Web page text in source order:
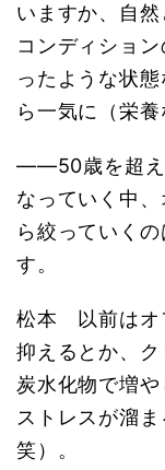
いますか、自
コンディショ
ったような状
ら一気に（栄
――50歳を超え
なっていく中
ら絞っていく
す。
松本 以前はオ
抑えるとか、
炭水化物で増や
ストレスが溜
笑）。